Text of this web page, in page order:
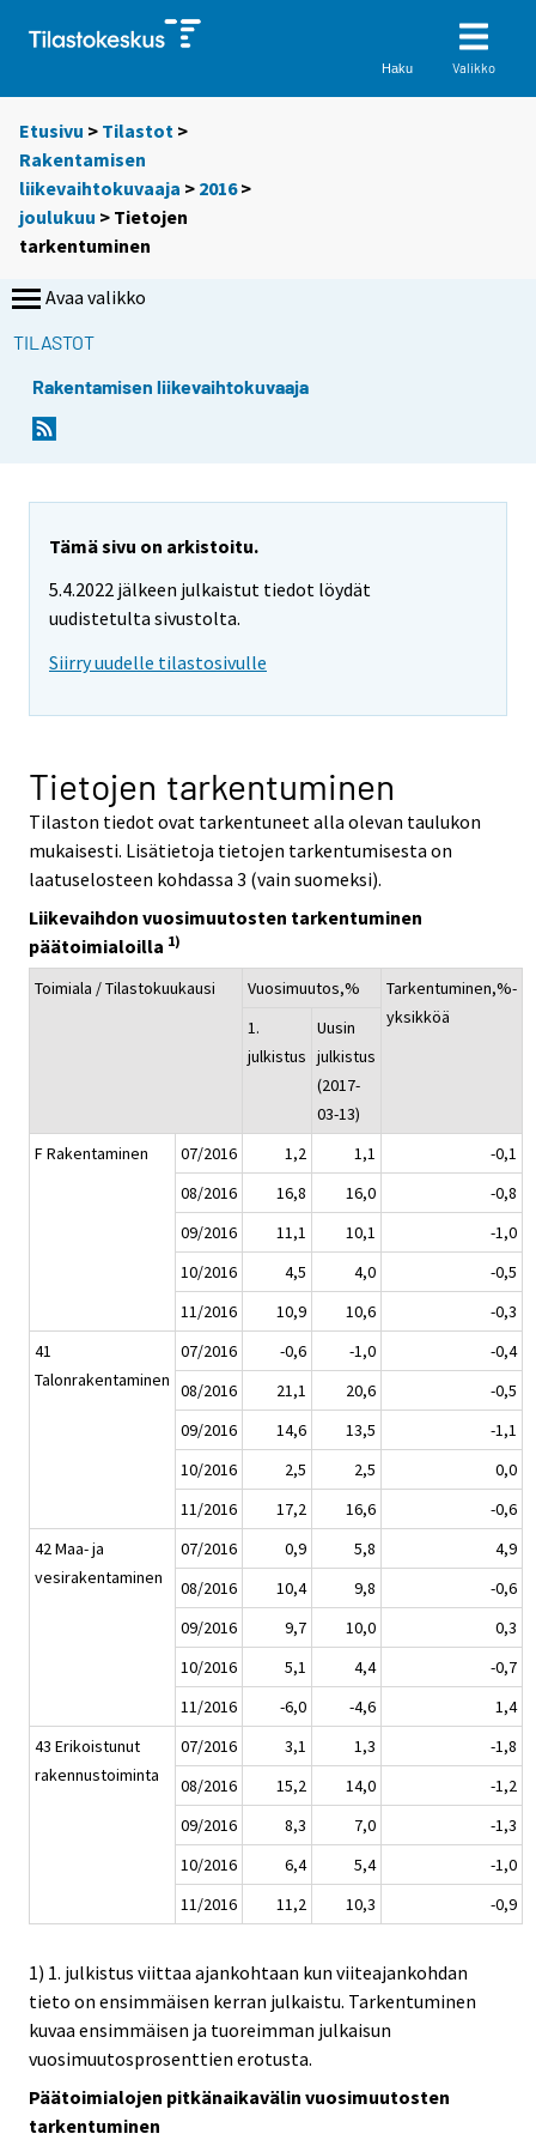
Haku Valikko
Etusivu > Tilastot >
Rakentamisen
liikevaihtokuvaaja > 2016>
joulukuu > Tietojen
tarkentuminen
Avaa valikko
TILASTOT
Rakentamisen liikevaihtokuvaaja
Tämä sivu on arkistoitu.
5.4.2022 jälkeen julkaistut tiedot löydät
uudistetulta sivustolta.
Siirry uudelle tilastosivulle
Tietojen tarkentuminen
Tilaston tiedot ovat tarkentuneet alla olevan taulukon
mukaisesti. Lisätietoja tietojen tarkentumisesta on
laatuselosteen kohdassa 3 (vain suomeksi).
Liikevaihdon vuosimuutosten tarkentuminen
päätoimialoilla 1)
Toimiala / Tilastokuukausi Vuosimuutos,%
Tarkentuminen,%-
yksikköä
1.
julkistus
Uusin
julkistus
(2017-
03-13)
F Rakentaminen
07/2016 1,2 1,1
-0,1
08/2016
16,8 16,0
-0,8
09/2016
11,1 10,1
-1,0
10/2016
4,5 4,0
-0,5
11/2016
10,9 10,6
-0,3
41
Talonrakentaminen
07/2016 -0,6 -1,0
-0,4
08/2016
21,1 20,6
-0,5
09/2016
14,6 13,5
-1,1
10/2016
2,5 2,5
0,0
11/2016
17,2 16,6
-0,6
42 Maa- ja
vesirakentaminen
07/2016 0,9 5,8
4,9
08/2016
10,4 9,8
-0,6
09/2016
9,7 10,0
0,3
10/2016
5,1 4,4
-0,7
11/2016
-6,0 -4,6
1,4
43 Erikoistunut
rakennustoiminta
07/2016 3,1 1,3
-1,8
08/2016
15,2 14,0
-1,2
09/2016
8,3 7,0
-1,3
10/2016
6,4 5,4
-1,0
11/2016
11,2 10,3 -0,9
1) 1. julkistus viittaa ajankohtaan kun viiteajankohdan
tieto on ensimmäisen kerran julkaistu. Tarkentuminen
kuvaa ensimmäisen ja tuoreimman julkaisun
vuosimuutosprosenttien erotusta.
Päätoimialojen pitkänaikavälin vuosimuutosten
tarkentuminen